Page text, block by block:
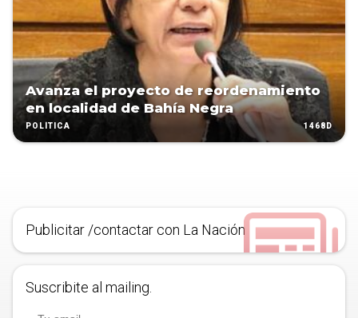
Avanza el proyecto de reordenamiento
en localidad de Bahía Negra
POLÍTICA 1468D
Publicitar /contactar con La Nación
Suscribite al mailing.